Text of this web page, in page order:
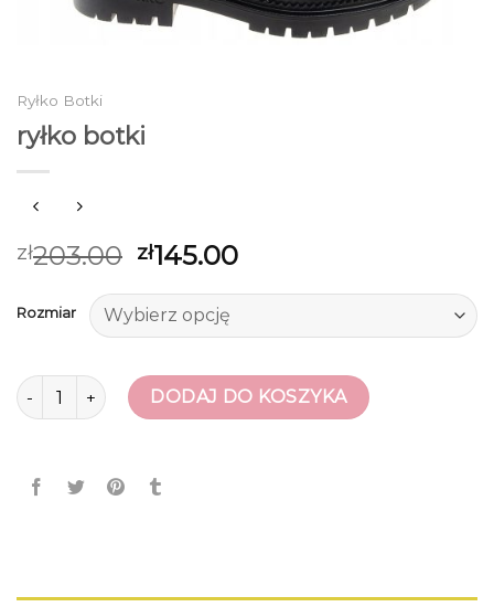
Ryłko Botki
ryłko botki
zł203.00 zł145.00
Rozmiar
ilość ryłko botki DODAJ DO KOSZYKA